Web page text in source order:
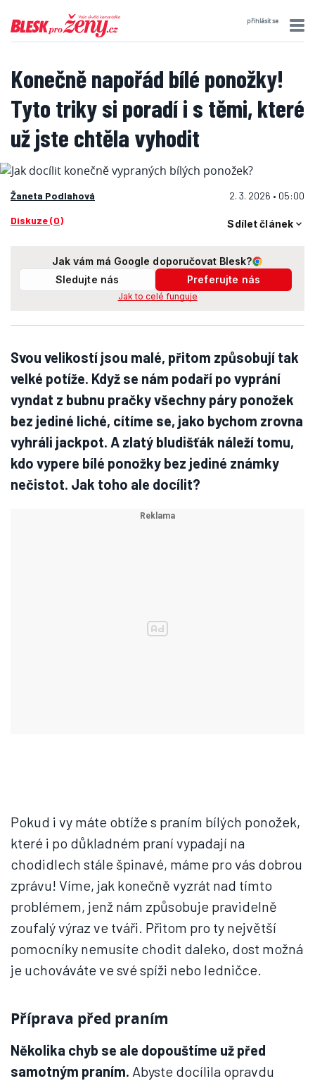
přihlásit se
Konečně napořád bílé ponožky!
Tyto triky si poradí i s těmi, které
už jste chtěla vyhodit
Žaneta Podlahová 2. 3. 2026 • 05:00
Diskuze (0) Sdílet článek
Jak vám má Google doporučovat Blesk?
Sledujte nás
Preferujte nás
Jak to celé funguje
Svou velikostí jsou malé, přitom způsobují tak
velké potíže. Když se nám podaří po vyprání
vyndat z bubnu pračky všechny páry ponožek
bez jediné liché, cítíme se, jako bychom zrovna
vyhráli jackpot. A zlatý bludišťák náleží tomu,
kdo vypere bílé ponožky bez jediné známky
nečistot. Jak toho ale docílit?
Pokud i vy máte obtíže s praním bílých ponožek,
které i po důkladném praní vypadají na
chodidlech stále špinavé, máme pro vás dobrou
zprávu! Víme, jak konečně vyzrát nad tímto
problémem, jenž nám způsobuje pravidelně
zoufalý výraz ve tváři. Přitom pro ty největší
pomocníky nemusíte chodit daleko, dost možná
je uchováváte ve své spíži nebo ledničce.
Příprava před praním
Několika chyb se ale dopouštíme už před
samotným praním. Abyste docílila opravdu